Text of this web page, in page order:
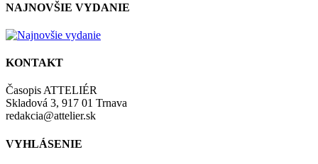
NAJNOVŠIE VYDANIE
KONTAKT
Časopis ATTELIÉR
Skladová 3, 917 01 Trnava
redakcia@attelier.sk
VYHLÁSENIE